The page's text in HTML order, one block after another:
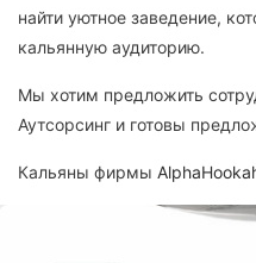
найти уютное заведение,
кальянную аудиторию.
Мы хотим предложить
Аутсорсинг и готовы
Кальяны фирмы